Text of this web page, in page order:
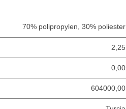
70% polipropylen, 30% poliester
2,25
0,00
604000,00